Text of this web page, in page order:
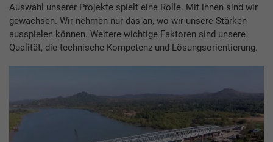
Auswahl unserer Projekte spielt eine Rolle. Mit ihnen sind wir
gewachsen. Wir nehmen nur das an, wo wir unsere Stärken
ausspielen können. Weitere wichtige Faktoren sind unsere
Qualität, die technische Kompetenz und Lösungsorientierung.